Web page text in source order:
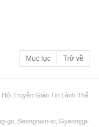
Mục lục Trở về
Truyền Giáo Tin Lành Thế
gu, Seongnam-si, Gyeonggi-